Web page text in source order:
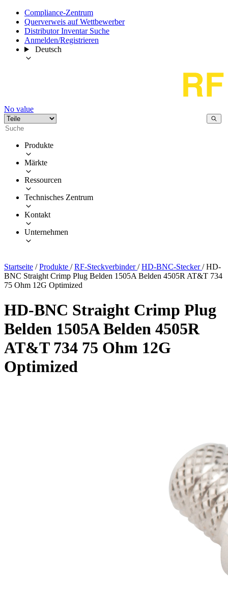
Compliance-Zentrum
Querverweis auf Wettbewerber
Distributor Inventar Suche
Anmelden/Registrieren
Deutsch
No value
Produkte
Märkte
Ressourcen
Technisches Zentrum
Kontakt
Unternehmen
Startseite / Produkte / RF-Steckverbinder/ HD-BNC-Stecker/ HD-
BNC Straight Crimp Plug Belden 1505A Belden 4505R AT&T 734
75 Ohm 12G Optimized
HD-BNC Straight Crimp Plug
Belden 1505A Belden 4505R
AT&T 734 75 Ohm 12G
Optimized